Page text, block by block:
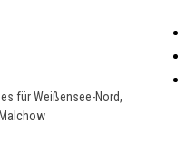
für Weißensee-Nord,